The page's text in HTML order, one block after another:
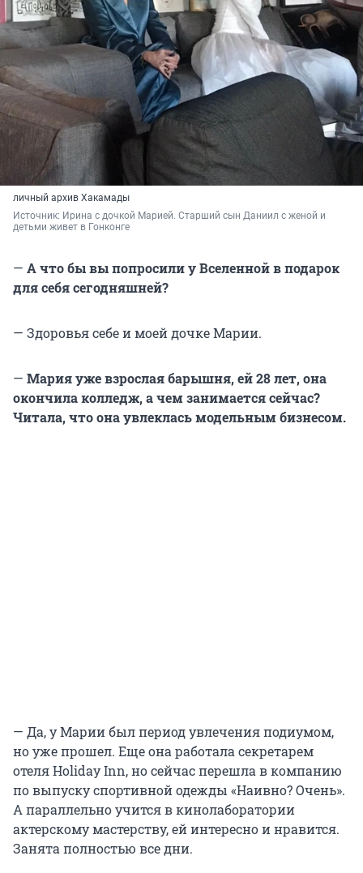
личный архив Хакамады
Источник: Ирина с дочкой Марией. Старший сын Даниил с женой и
детьми живет в Гонконге
— А что бы вы попросили у Вселенной в подарок
для себя сегодняшней?
— Здоровья себе и моей дочке Марии.
— Мария уже взрослая барышня, ей 28 лет, она
окончила колледж, а чем занимается сейчас?
Читала, что она увлеклась модельным бизнесом.
— Да, у Марии был период увлечения подиумом,
но уже прошел. Еще она работала секретарем
отеля Holiday Inn, но сейчас перешла в компанию
по выпуску спортивной одежды «Наивно? Очень».
А параллельно учится в кинолаборатории
актерскому мастерству, ей интересно и нравится.
Занята полностью все дни.